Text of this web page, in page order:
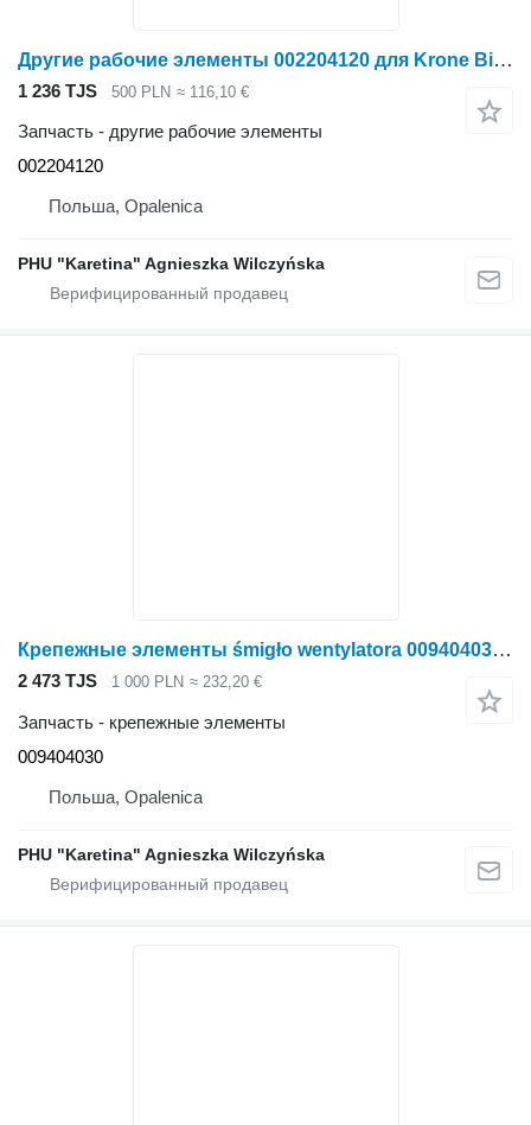
Другие рабочие элементы 002204120 для Krone Big M II
1 236 TJS 500 PLN ≈ 116,10 €
Запчасть - другие рабочие элементы
002204120
Польша, Opalenica
PHU "Karetina" Agnieszka Wilczyńska
Крепежные элементы śmigło wentylatora 009404030 для косилки Krone Big M II
2 473 TJS 1 000 PLN ≈ 232,20 €
Запчасть - крепежные элементы
009404030
Польша, Opalenica
PHU "Karetina" Agnieszka Wilczyńska